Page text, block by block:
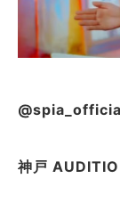
神戸